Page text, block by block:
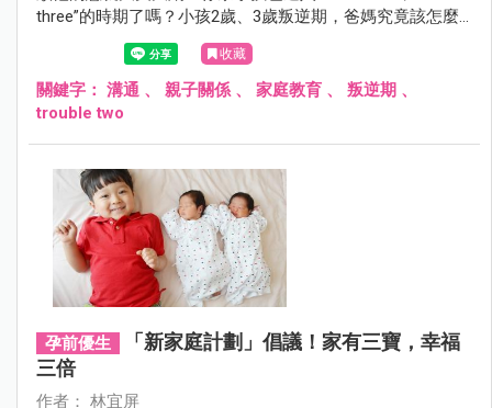
three”的時期了嗎？小孩2歲、3歲叛逆期，爸媽究竟該怎麼
收藏
關鍵字： 溝通 、 親子關係 、 家庭教育 、 叛逆期 、
trouble two
孕前優生
「新家庭計劃」倡議！家有三寶，幸福
三倍
作者： 林宜屏